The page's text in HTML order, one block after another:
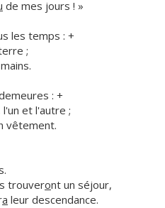
de mes jours ! »
les temps : +
;
: +
l'un et l'autre ;
vêtement.
trouveront un séjour,
a leur descendance.